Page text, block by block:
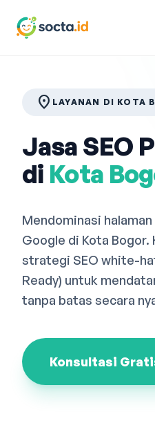
location_on LAYANAN DI KOTA
Jasa SEO
di Kota
Mendominasi
Google di Kota Bogor.
strategi SEO white-
Ready) untuk
tanpa batas secara
Konsultasi